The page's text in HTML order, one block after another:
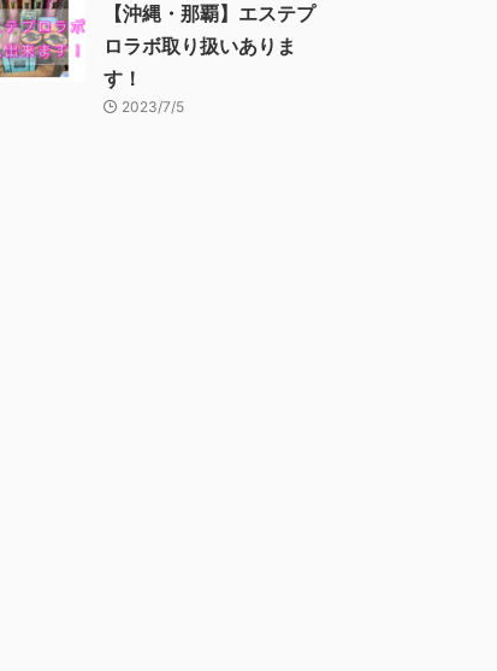
【沖縄・那覇】エステプ
ロラボ取り扱いありま
す！
2023/7/5